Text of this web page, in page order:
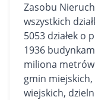
Zasobu
wszystkich
5053 działek o
1936
miliona
gmin
wiejskich,